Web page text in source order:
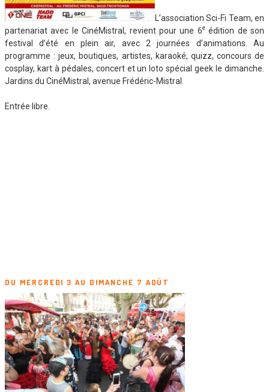
L’association Sci-Fi Team, en
partenariat avec le CinéMistral, revient pour une 6eédition de son
festival d’été en plein air, avec 2 journées d’animations. Au
programme : jeux, boutiques, artistes, karaoké, quizz, concours de
cosplay, kart à pédales, concert et un loto spécial geek le dimanche.
Jardins du CinéMistral, avenue Frédéric-Mistral.
Entrée libre.
DU MERCREDI 3 AU DIMANCHE 7 AOÛT